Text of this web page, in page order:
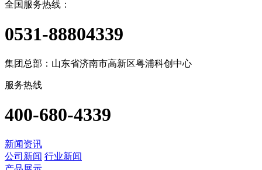
全国服务热线：
0531-88804339
集团总部：山东省济南市高新区粤浦科创中心
服务热线
400-680-4339
新闻资讯
公司新闻 行业新闻